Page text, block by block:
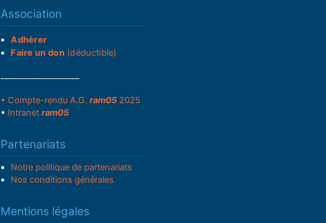
Association
Adhérer
Faire un don(déductible)
• Compte-rendu A.G. ram052025
• Intranet ram05
Partenariats
Notre politique de partenariats
Nos conditions générales
Mentions légales